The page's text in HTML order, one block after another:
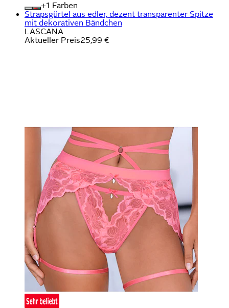
+
Farben
Strapsgürtel aus edler, dezent transparenter Spitze
mit dekorativen Bändchen
LASCANA
Aktueller Preis25,99 €